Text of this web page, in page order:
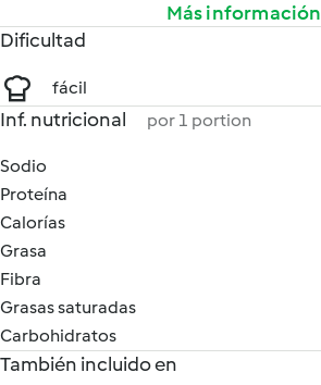
Más información
Dificultad
fácil
Inf. nutricional por 1 portion
Sodio
Proteína
Calorías
Grasa
Fibra
Grasas saturadas
Carbohidratos
También incluido en